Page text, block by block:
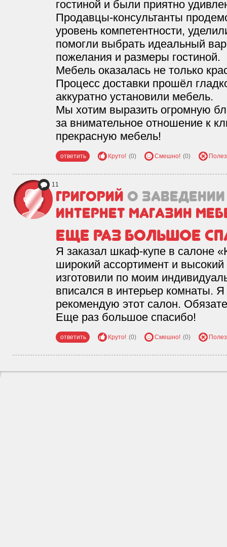
гостиной и были приятно
Продавцы-консультанты
уровень компетентности,
помогли выбрать идеальный
пожелания и размеры гостиной.
Мебель оказалась не только
Процесс доставки прошёл
аккуратно установили мебель.
Мы хотим выразить огромную
за внимательное отношение к
прекрасную мебель!
ответить Круто! (0) Смешно! (0)
11
Григорий о заведении
Интернет магазин
Еще раз большое
Я заказал шкаф-купе в салоне
широкий ассортимент и
изготовили по моим
вписался в интерьер комнаты.
рекомендую этот салон.
Еще раз большое спасибо!
ответить Круто! (0) Смешно! (0)